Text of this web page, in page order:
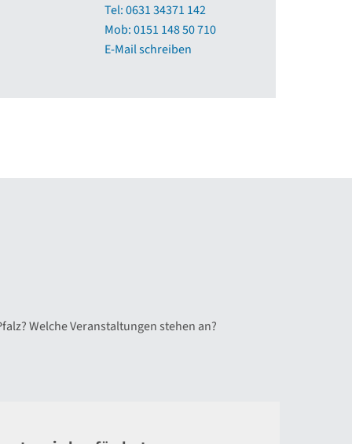
Tel: 0631 34371 142
Mob: 0151 148 50 710
E-Mail schreiben
Welche Veranstaltungen stehen an?